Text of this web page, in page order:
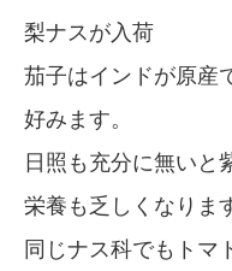
梨ナスが入荷
茄子はインドが原産
好みます。
日照も充分に無いと
栄養も乏しくなりま
同じナス科でもトマ